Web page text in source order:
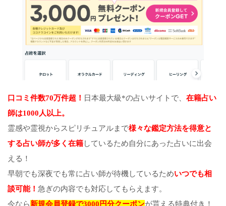
口コミ件数70万件超！ 日本最大級*の占いサイトで、 在籍占い
師は1000人以上。
霊感や霊視からスピリチュアルまで様々な鑑定方法を得意と
する占い師が多く在籍しているため自分にあった占いに出会
える！
早朝でも深夜でも常に占い師が待機しているためいつでも相
談可能！ 急ぎの内容でも対応してもらえます。
今なら新規会員登録で3000円分クーポンが貰える特典付き！